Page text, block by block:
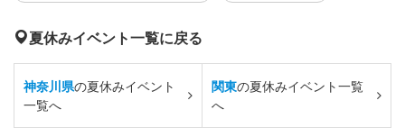
夏休みイベント一覧に戻る
神奈川県の夏休みイベント
一覧へ
関東の夏休みイベント一覧
へ